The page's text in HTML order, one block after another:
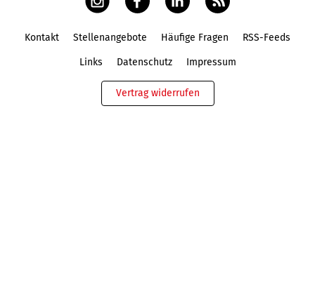
Kontakt Stellenangebote Häufige Fragen RSS-Feeds
Links Datenschutz Impressum
Vertrag widerrufen